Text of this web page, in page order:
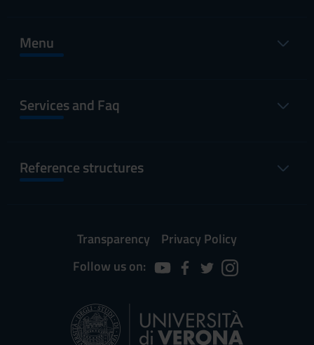
Menu
Services and Faq
Reference structures
Transparency
Privacy Policy
Follow us on: